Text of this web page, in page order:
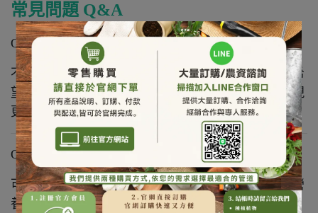
常見問題 Q&A
Q1 海藻酵素肥一定要用嗎？
不一定。當作物根系較弱、土壤吸收效率不佳，或希
望提升整體施肥效率時，搭配使用能讓後續施肥表現
更穩定。
Q2 海藻酵素肥可以單獨使用嗎？
可單獨使用，但多數情況建議搭配其他肥料或植物營
養資材使用，以符合不同作物與生育階段的需求。